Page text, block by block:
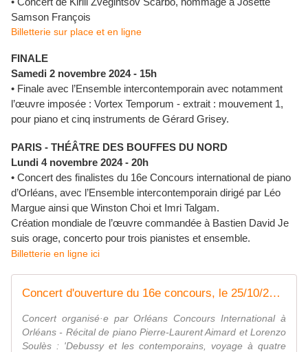
Samson François
Billetterie sur place et en ligne
FINALE
Samedi 2 novembre 2024 - 15h
• Finale avec l’Ensemble intercontemporain avec notamment
l’œuvre imposée : Vortex Temporum - extrait : mouvement 1,
pour piano et cinq instruments de Gérard Grisey.
PARIS - THÉÂTRE DES BOUFFES DU NORD
Lundi 4 novembre 2024 - 20h
• Concert des finalistes du 16e Concours international de piano
d’Orléans, avec l’Ensemble intercontemporain dirigé par Léo
Margue ainsi que Winston Choi et Imri Talgam.
Création mondiale de l’œuvre commandée à Bastien David Je
suis orage, concerto pour trois pianistes et ensemble.
Billetterie en ligne ici
Concert d'ouverture du 16e concours, le 25/10/2024, 20h
Concert organisé·e par Orléans Concours International à
Orléans - Récital de piano Pierre-Laurent Aimard et Lorenzo
Soulès : 'Debussy et les contemporains, voyage à quatre